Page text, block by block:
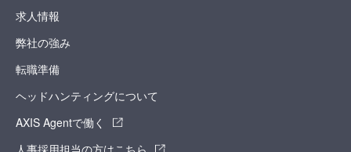
求人情報
弊社の強み
転職準備
ヘッドハンティングについて
AXIS Agentで働く